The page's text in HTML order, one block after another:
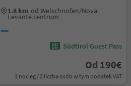
1.8 km od Welschnofen/Nova
Levante centrum
Südtirol Guest Pass
Od 190€
1 nocleg / 2 liczba osób w tym podatek VAT